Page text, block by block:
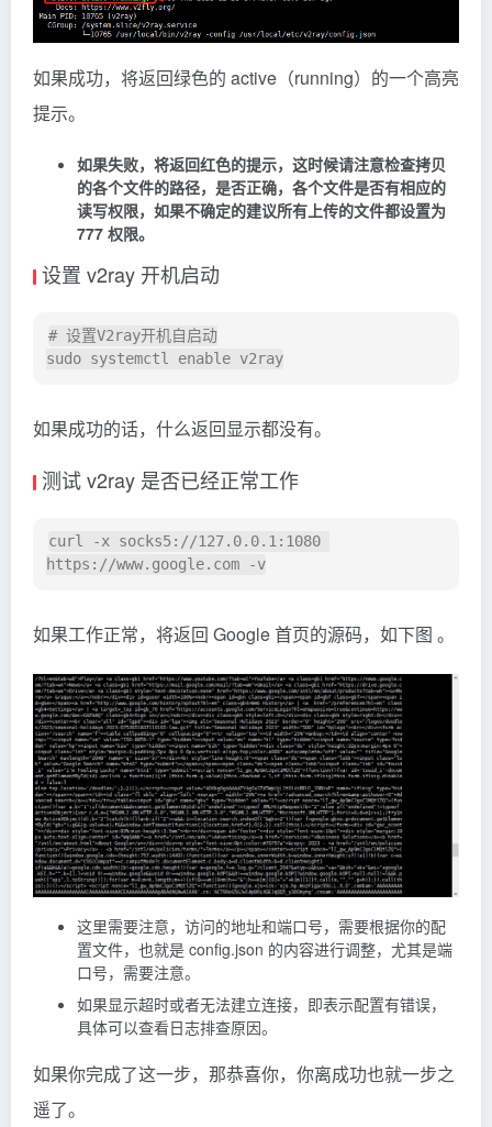
如果成功，将返回绿色的 active（running）的一个高亮
提示。
如果失败，将返回红色的提示，这时候请注意检查拷贝
的各个文件的路径，是否正确，各个文件是否有相应的
读写权限，如果不确定的建议所有上传的文件都设置为
777 权限。
设置 v2ray 开机启动
# 设置V2ray开机自启动
sudo systemctl enable v2ray
如果成功的话，什么返回显示都没有。
测试 v2ray 是否已经正常工作
curl -x socks5://127.0.0.1:1080
https://www.google.com -v
如果工作正常，将返回 Google 首页的源码，如下图 。
这里需要注意，访问的地址和端口号，需要根据你的配
置文件，也就是 config.json 的内容进行调整，尤其是端
口号，需要注意。
如果显示超时或者无法建立连接，即表示配置有错误，
具体可以查看日志排查原因。
如果你完成了这一步，那恭喜你，你离成功也就一步之
遥了。